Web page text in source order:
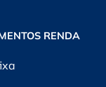
RENDA